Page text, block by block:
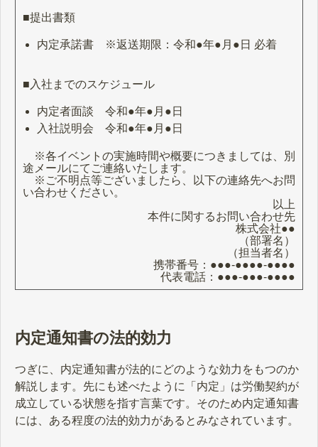
■提出書類
内定承諾書 ※返送期限：令和●年●月●日 必着
■入社までのスケジュール
内定者面談 令和●年●月●日
入社説明会 令和●年●月●日
※各イベントの実施時間や概要につきましては、別
途メールにてご連絡いたします。
※ご不明点等ございましたら、以下の連絡先へお問
い合わせください。
以上
本件に関するお問い合わせ先
株式会社●●
（部署名）
（担当者名）
携帯番号：●●●-●●●●-●●●●
代表電話：●●●-●●●-●●●●
内定通知書の法的効力
つぎに、内定通知書が法的にどのような効力をもつのか
解説します。先にも述べたように「内定」は労働契約が
成立している状態を指す言葉です。そのため内定通知書
には、ある程度の法的効力があるとみなされています。